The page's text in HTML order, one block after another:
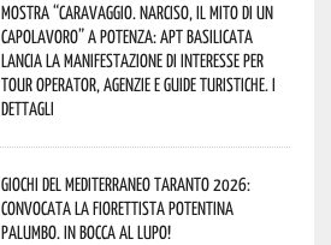
Mostra “Caravaggio. Narciso, il mito di un
capolavoro” a Potenza: APT Basilicata
lancia la manifestazione di interesse per
Tour Operator, Agenzie e Guide Turistiche. I
dettagli
Giochi del Mediterraneo Taranto 2026:
convocata la fiorettista potentina
Palumbo. In bocca al lupo!